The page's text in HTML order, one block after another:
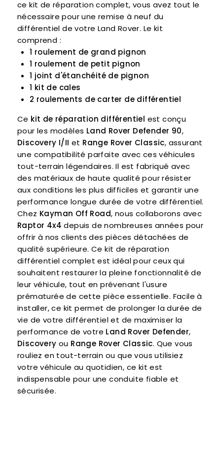
ce kit de réparation complet, vous avez tout le
nécessaire pour une remise à neuf du
différentiel de votre Land Rover. Le kit
comprend :
1 roulement de grand pignon
1 roulement de petit pignon
1 joint d'étanchéité de pignon
1 kit de cales
2 roulements de carter de différentiel
Ce kit de réparation différentiel est conçu
pour les modèles Land Rover Defender 90,
Discovery I/II et Range Rover Classic, assurant
une compatibilité parfaite avec ces véhicules
tout-terrain légendaires. Il est fabriqué avec
des matériaux de haute qualité pour résister
aux conditions les plus difficiles et garantir une
performance longue durée de votre différentiel.
Chez Kayman Off Road, nous collaborons avec
Raptor 4x4 depuis de nombreuses années pour
offrir à nos clients des pièces détachées de
qualité supérieure. Ce kit de réparation
différentiel complet est idéal pour ceux qui
souhaitent restaurer la pleine fonctionnalité de
leur véhicule, tout en prévenant l'usure
prématurée de cette pièce essentielle. Facile à
installer, ce kit permet de prolonger la durée de
vie de votre différentiel et de maximiser la
performance de votre Land Rover Defender,
Discovery ou Range Rover Classic. Que vous
rouliez en tout-terrain ou que vous utilisiez
votre véhicule au quotidien, ce kit est
indispensable pour une conduite fiable et
sécurisée.